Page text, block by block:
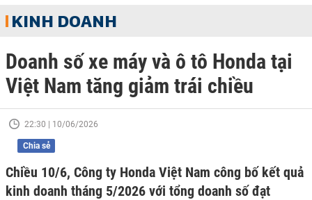
KINH DOANH
Doanh số xe máy và ô tô Honda tại
Việt Nam tăng giảm trái chiều
22:30 | 10/06/2026
Chia sẻ
Chiều 10/6, Công ty Honda Việt Nam công bố kết quả
kinh doanh tháng 5/2026 với tổng doanh số đạt